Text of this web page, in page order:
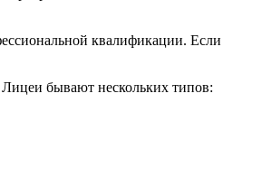
квалификации. Если
бывают нескольких типов: